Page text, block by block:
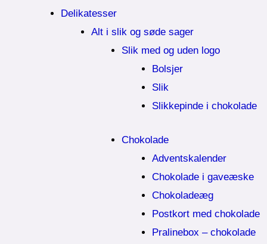
Delikatesser
Alt i slik og søde sager
Slik med og uden logo
Bolsjer
Slik
Slikkepinde i chokolade
Chokolade
Adventskalender
Chokolade i gaveæske
Chokoladeæg
Postkort med chokolade
Pralinebox – chokolade